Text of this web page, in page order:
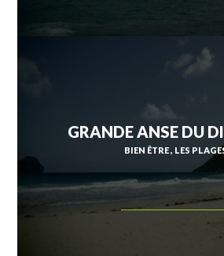
GRANDE ANSE DU
BIEN ÊTRE LES